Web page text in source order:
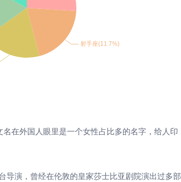
名在外国人眼里是一个女性占比多的名字，给人印
导演，曾经在伦敦的皇家莎士比亚剧院演出过多部